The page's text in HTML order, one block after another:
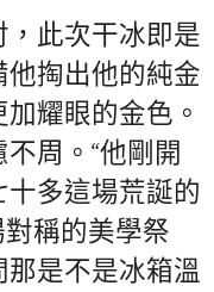
此次干冰即是
掏出他的純金
耀眼的金色。
周。“他剛開
多這場荒誕的
稱的美學祭
是不是冰箱溫